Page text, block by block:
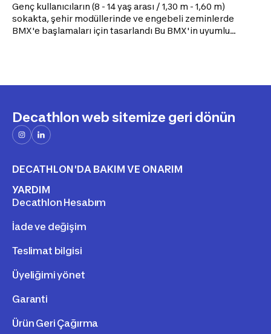
Genç kullanıcıların (8 - 14 yaş arası / 1,30 m - 1,60 m)
sokakta, şehir modüllerinde ve engebeli zeminlerde
BMX'e başlamaları için tasarlandı Bu BMX'in uyumlu
Decathlon web sitemize geri dönün
DECATHLON'DA BAKIM VE ONARIM
YARDIM
Decathlon Hesabım
İade ve değişim
Teslimat bilgisi
Üyeliğimi yönet
Garanti
Ürün Geri Çağırma